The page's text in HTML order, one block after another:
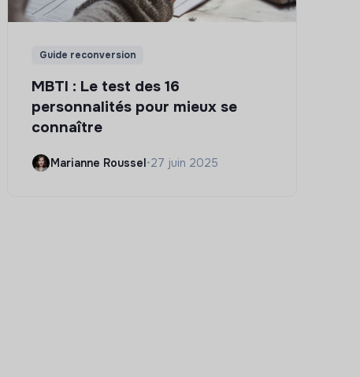
Guide reconversion
MBTI : Le test des 16
personnalités pour mieux se
connaître
Marianne Roussel•27 juin 2025